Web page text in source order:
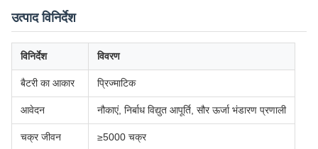
उत्पाद विनिर्देश
विनिर्देश विवरण
बैटरी का आकार प्रिज्माटिक
आवेदन नौकाएं, निर्बाध विद्युत आपूर्ति, सौर ऊर्जा भंडारण प्रणाली
चक्र जीवन ≥5000 चक्र